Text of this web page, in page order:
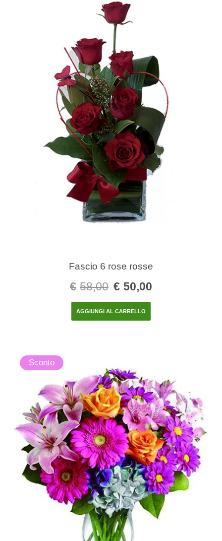
Fascio 6 rose rosse
€ 58,00 € 50,00
AGGIUNGI AL CARRELLO
Sconto